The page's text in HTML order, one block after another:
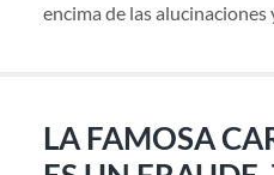
encima de las
LA FAMOSA